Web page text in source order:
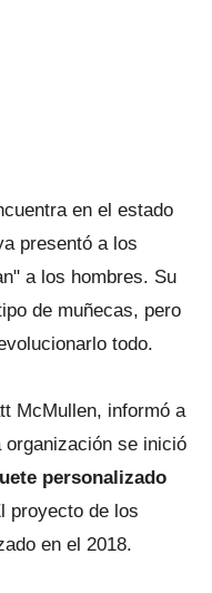
en el estado
presentó a los
a los hombres. Su
de muñecas, pero
todo.
McMullen, informó a
se inició
personalizado
proyecto de los
en el 2018.